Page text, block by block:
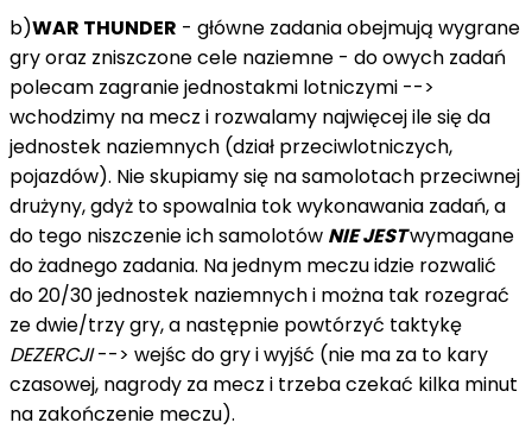
b)WAR THUNDER - główne zadania obejmują wygrane
gry oraz zniszczone cele naziemne - do owych zadań
polecam zagranie jednostakmi lotniczymi -->
wchodzimy na mecz i rozwalamy najwięcej ile się da
jednostek naziemnych (dział przeciwlotniczych,
pojazdów). Nie skupiamy się na samolotach przeciwnej
drużyny, gdyż to spowalnia tok wykonawania zadań, a
do tego niszczenie ich samolotów NIE JESTwymagane
do żadnego zadania. Na jednym meczu idzie rozwalić
do 20/30 jednostek naziemnych i można tak rozegrać
ze dwie/trzy gry, a następnie powtórzyć taktykę
DEZERCJI--> wejśc do gry i wyjść (nie ma za to kary
czasowej, nagrody za mecz i trzeba czekać kilka minut
na zakończenie meczu).